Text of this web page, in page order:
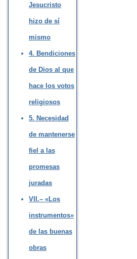
Jesucristo
hizo de sí
mismo
4. Bendiciones
de Dios al que
hace los votos
religiosos
5. Necesidad
de mantenerse
fiel a las
promesas
juradas
VII.– «Los
instrumentos»
de las buenas
obras